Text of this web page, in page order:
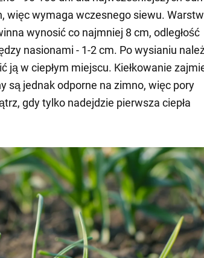
więc wymaga wczesnego siewu.
wynosić co najmniej 8 cm, odległość
nasionami - 1-2 cm. Po wysianiu
ją w ciepłym miejscu. Kiełkowanie
są jednak odporne na zimno, więc pory
gdy tylko nadejdzie pierwsza ciepła